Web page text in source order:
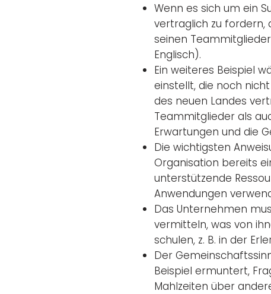
Wenn es sich um ein
vertraglich zu fordern,
seinen
Englisch).
Ein weiteres Beispiel
einstellt, die noch
des neuen Landes
Teammitglieder als
Erwartungen und die
Die wichtigsten
Organisation bereits
unterstützende
Anwendungen
Das Unternehmen
vermitteln, was von
schulen, z. B. in der
Der
Beispiel ermuntert,
Mahlzeiten über